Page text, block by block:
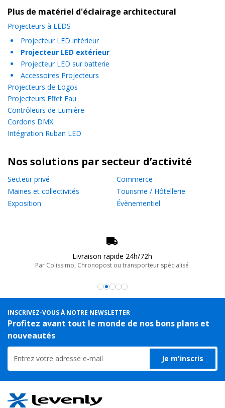
Projecteur LED 40x 20W RGBL LED
WELL FIT 6-PACK ALU
Pack 6 Par LED RGBA 4 x 10W en Flightcase
BTI-TRUSSLITE
Projecteur LED 30W pour Structure Alu 290
Projecteur linéaire à LED 7x 10W 4in1 RGBW
COLORZOOM 180 W
Projecteur architectural COB DW LED 60w
Plus de matériel d'éclairage architectural
Projecteurs à LEDS
Projecteur LED intérieur
Projecteur LED extérieur
Projecteur LED sur batterie
Accessoires Projecteurs
Projecteurs de Logos
Projecteurs Effet Eau
Contrôleurs de Lumière
Cordons DMX
Intégration Ruban LED
Nos solutions par secteur d’activité
Secteur privé
Commerce
Mairies et collectivités
Tourisme / Hôtellerie
Exposition
Évènementiel
Livraison rapide 24h/72h
Par Colissimo, Chronopost ou transporteur spécialisé
INSCRIVEZ-VOUS À NOTRE NEWSLETTER
Profitez avant tout le monde de nos bons plans et
nouveautés
Je m'inscris